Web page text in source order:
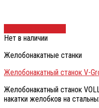
Нет в наличии
Желобонакатные станки
Желобонакатный станок V-
Желобонакатный станок
накатки желобков на